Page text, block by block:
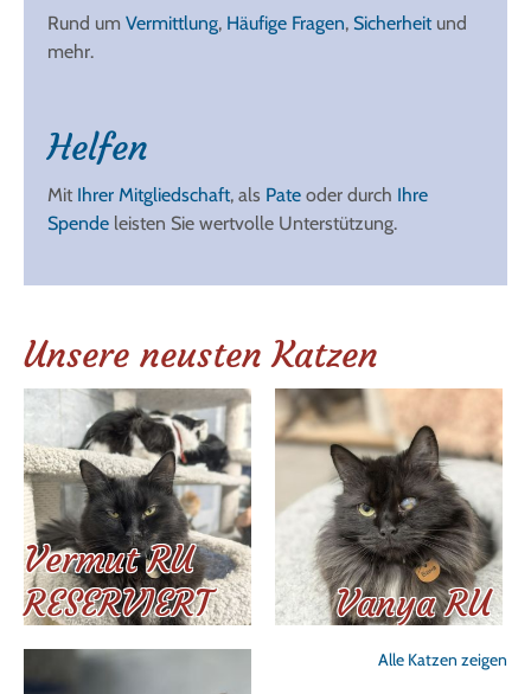
Rund um Vermittlung, Häufige Fragen, Sicherheitund
mehr.
Helfen
Mit Ihrer Mitgliedschaft, als Pate oder durch Ihre
Spende leisten Sie wertvolle Unterstützung.
Unsere neusten Katzen
Vermut RU
RESERVIERT
Vanya RU
Alle Katzen zeigen